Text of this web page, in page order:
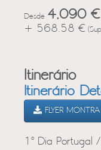
Desde 4,090 €
+ 568.58 €
Itinerário
Itinerário
FLYER MONTRA
1º Dia Portugal